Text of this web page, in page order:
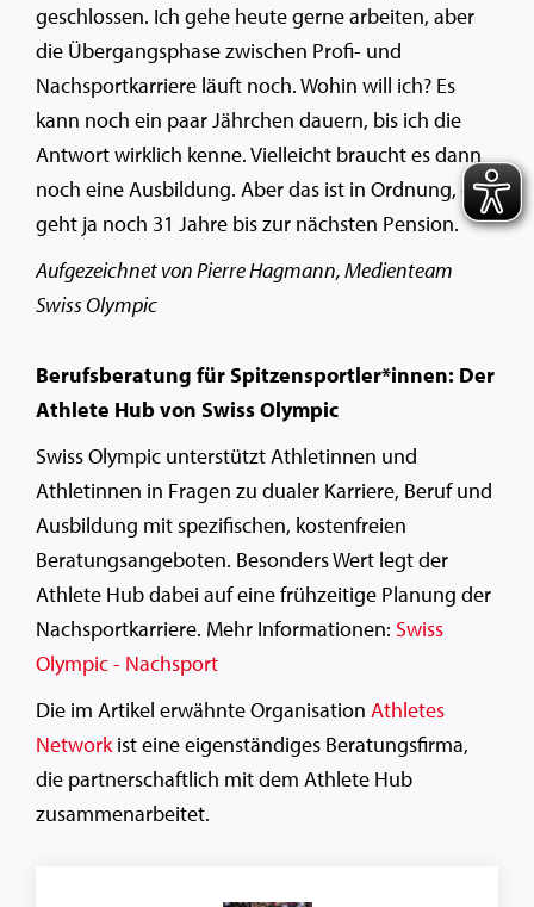
geschlossen. Ich gehe heute gerne arbeiten, aber
die Übergangsphase zwischen Profi- und
Nachsportkarriere läuft noch. Wohin will ich? Es
kann noch ein paar Jährchen dauern, bis ich die
Antwort wirklich kenne. Vielleicht braucht es dann
noch eine Ausbildung. Aber das ist in Ordnung, es
geht ja noch 31 Jahre bis zur nächsten Pension.
Aufgezeichnet von Pierre Hagmann, Medienteam
Swiss Olympic
Berufsberatung für Spitzensportler*innen: Der
Athlete Hub von Swiss Olympic
Swiss Olympic unterstützt Athletinnen und
Athletinnen in Fragen zu dualer Karriere, Beruf und
Ausbildung mit spezifischen, kostenfreien
Beratungsangeboten. Besonders Wert legt der
Athlete Hub dabei auf eine frühzeitige Planung der
Nachsportkarriere. Mehr Informationen: Swiss
Olympic - Nachsport
Die im Artikel erwähnte Organisation Athletes
Networkist eine eigenständiges Beratungsfirma,
die partnerschaftlich mit dem Athlete Hub
zusammenarbeitet.